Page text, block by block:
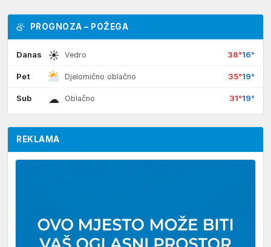
PROGNOZA – POŽEGA
Danas ☀ Vedro 38°16°
Pet Djelomično oblačno 35°19°
Sub ☁ Oblačno 31°19°
REKLAMA